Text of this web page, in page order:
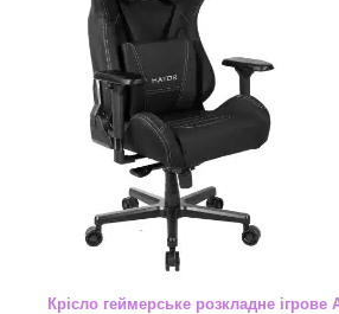
Крісло геймерське розкладне ігрове